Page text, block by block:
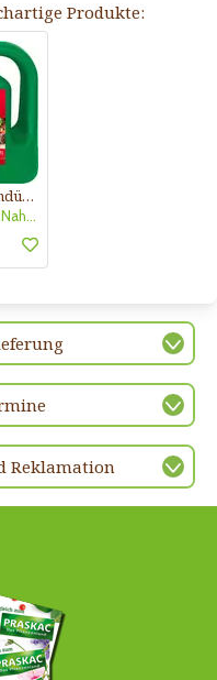
Produkte:
Balkonpflanzendünger
Balkonpflanzen Nahrung
Reklamation